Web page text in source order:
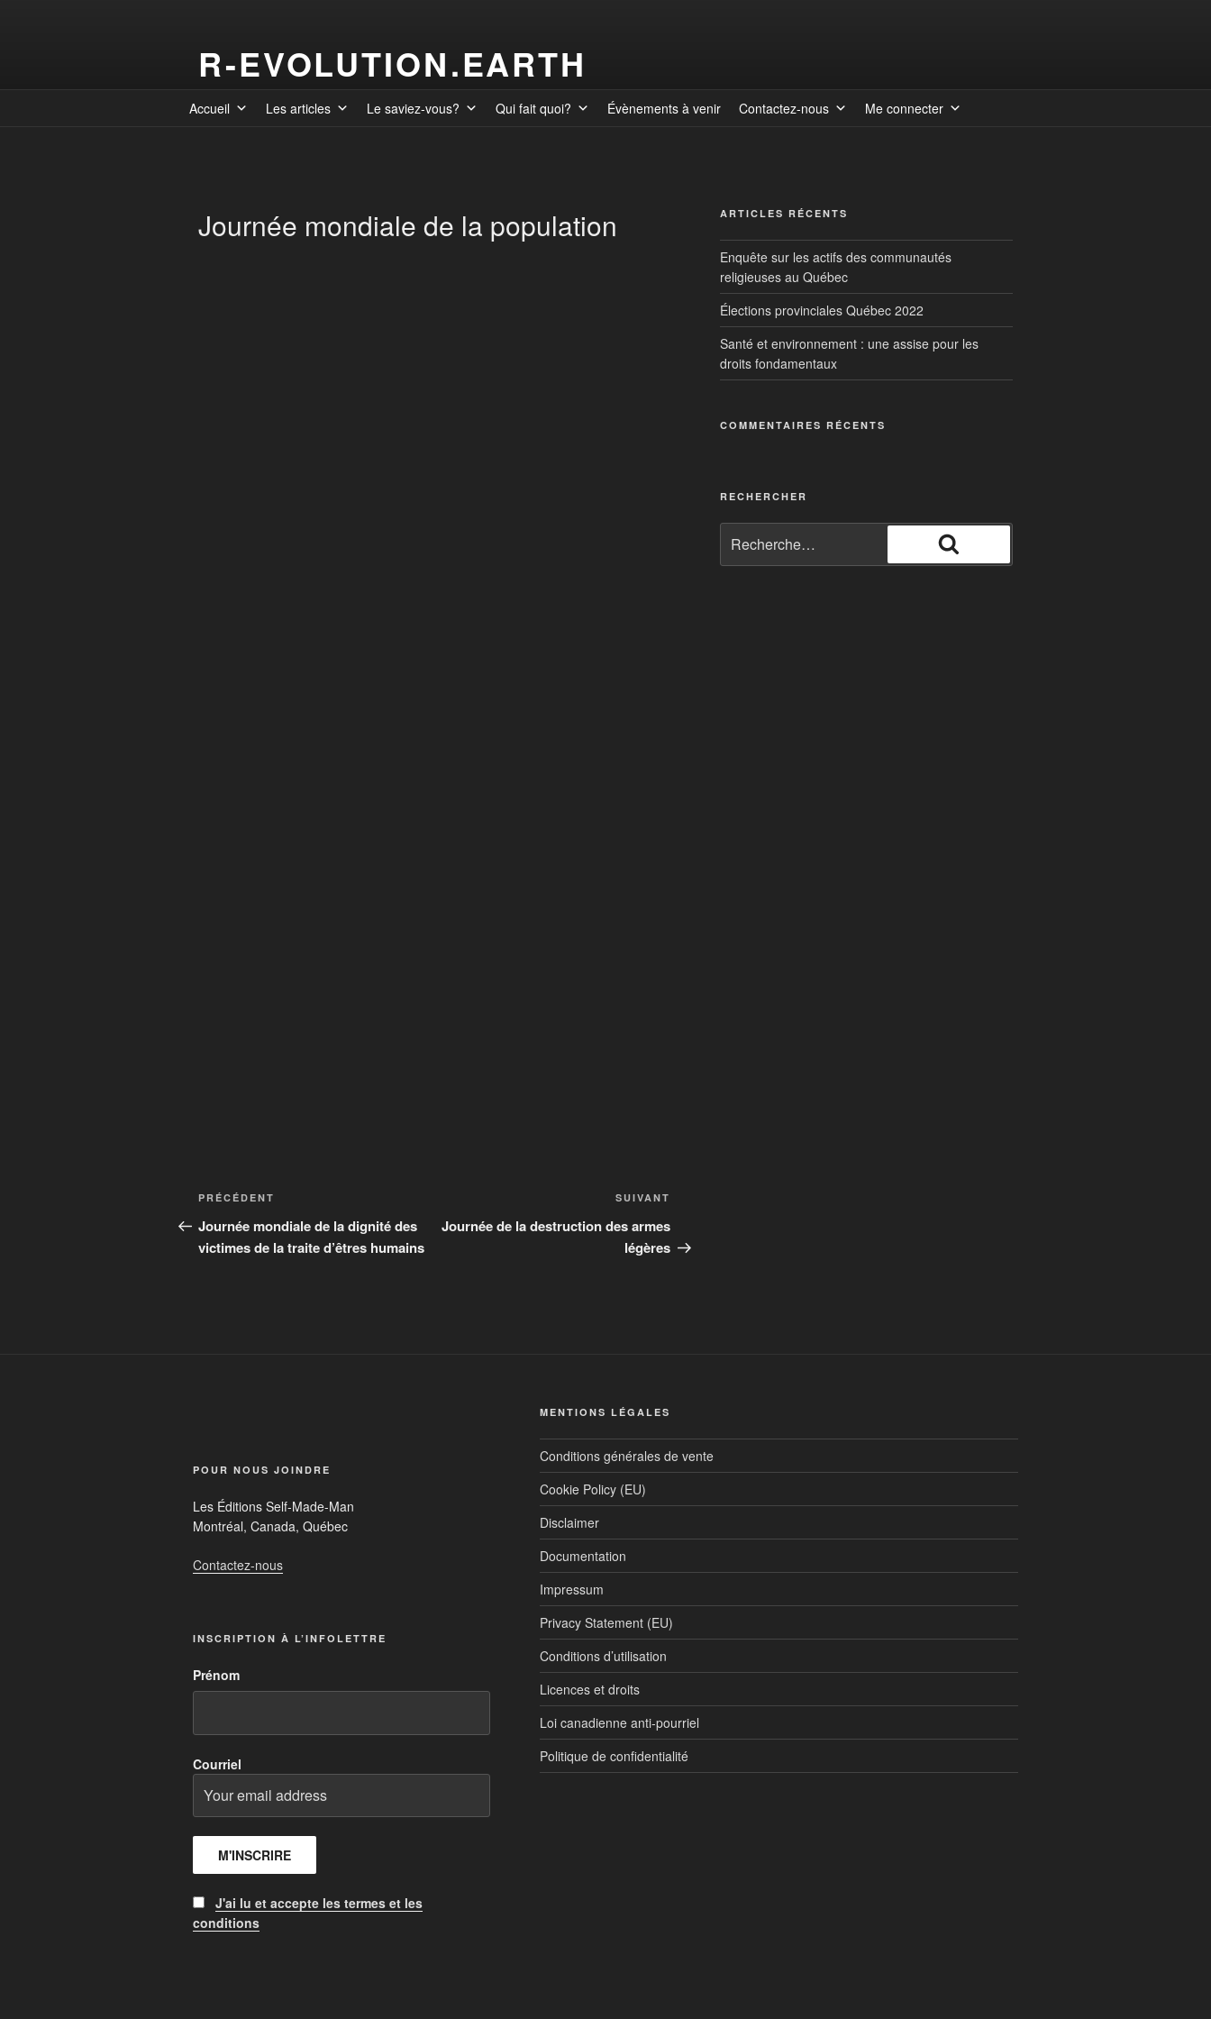
R-EVOLUTION.EARTH
Accueil Les articles Le saviez-vous? Qui fait quoi? Évènements à venir Contactez-nous Me connecter
Journée mondiale de la population
PRÉCÉDENT
Journée mondiale de la dignité des
victimes de la traite d’êtres humains
SUIVANT
Journée de la destruction des armes
légères
ARTICLES RÉCENTS
Enquête sur les actifs des communautés
religieuses au Québec
Élections provinciales Québec 2022
Santé et environnement : une assise pour les
droits fondamentaux
COMMENTAIRES RÉCENTS
RECHERCHER
POUR NOUS JOINDRE
Les Éditions Self-Made-Man
Montréal, Canada, Québec
Contactez-nous
INSCRIPTION À L’INFOLETTRE
Prénom
Courriel
J'ai lu et accepte les termes et les
conditions
MENTIONS LÉGALES
Conditions générales de vente
Cookie Policy (EU)
Disclaimer
Documentation
Impressum
Privacy Statement (EU)
Conditions d’utilisation
Licences et droits
Loi canadienne anti-pourriel
Politique de confidentialité